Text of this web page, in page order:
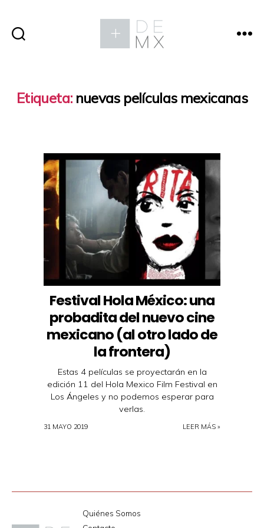
Etiqueta: nuevas películas mexicanas
Festival Hola México: una
probadita del nuevo cine
mexicano (al otro lado de
la frontera)
Estas 4 películas se proyectarán en la
edición 11 del Hola Mexico Film Festival en
Los Ángeles y no podemos esperar para
verlas.
31 MAYO 2019 LEER MÁS »
Quiénes Somos